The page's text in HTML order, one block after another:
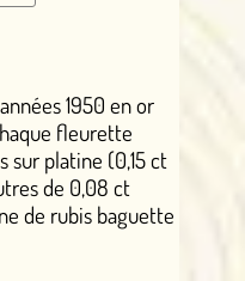
1950 en or
fleurette
sur platine (0,15 ct
de 0,08 ct
de rubis baguette